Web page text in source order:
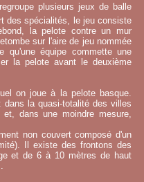
plusieurs jeux de balle
des spécialités, le jeu consiste
la pelote contre un mur
sur l'aire de jeu nommée
qu'une équipe commette une
la pelote avant le deuxième
on joue à la pelote basque.
dans la quasi-totalité des villes
dans une moindre mesure,
non couvert composé d'un
Il existe des frontons des
et de 6 à 10 mètres de haut